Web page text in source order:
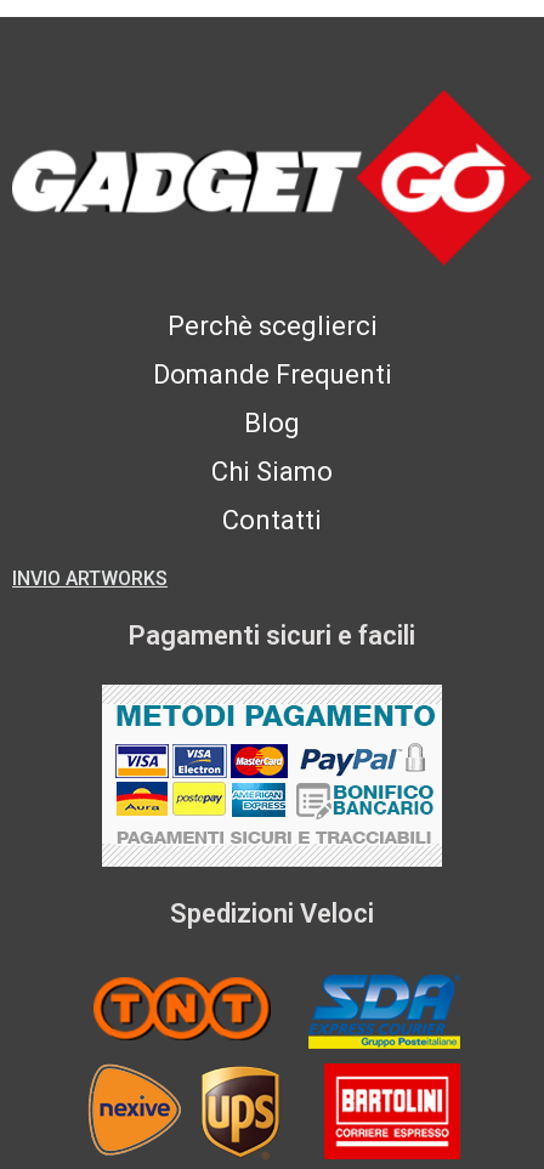
Perchè sceglierci
Domande Frequenti
Blog
Chi Siamo
Contatti
INVIO ARTWORKS
Pagamenti sicuri e facili
Spedizioni Veloci